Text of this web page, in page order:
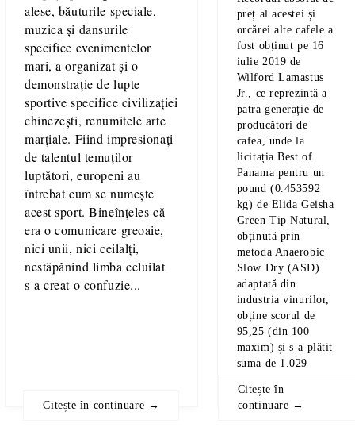
alese, băuturile speciale,
muzica și dansurile
specifice evenimentelor
mari, a organizat și o
demonstrație de lupte
sportive specifice civilizației
chinezești, renumitele arte
marțiale. Fiind impresionați
de talentul temuților
luptători, europeni au
întrebat cum se numește
acest sport. Bineînțeles că
era o comunicare greoaie,
nici unii, nici ceilalți,
nestăpânind limba celuilat
s-a creat o confuzie...
Citește în continuare →
preț al acestei și
orcărei alte cafele a
fost obținut pe 16
iulie 2019 de
Wilford Lamastus
Jr., ce reprezintă a
patra generație de
producători de
cafea, unde la
licitația Best of
Panama pentru un
pound (0.453592
kg) de Elida Geisha
Green Tip Natural,
obținută prin
metoda Anaerobic
Slow Dry (ASD)
adaptată din
industria vinurilor,
obține scorul de
95,25 (din 100
maxim) și s-a plătit
suma de 1.029
Citește în
continuare →